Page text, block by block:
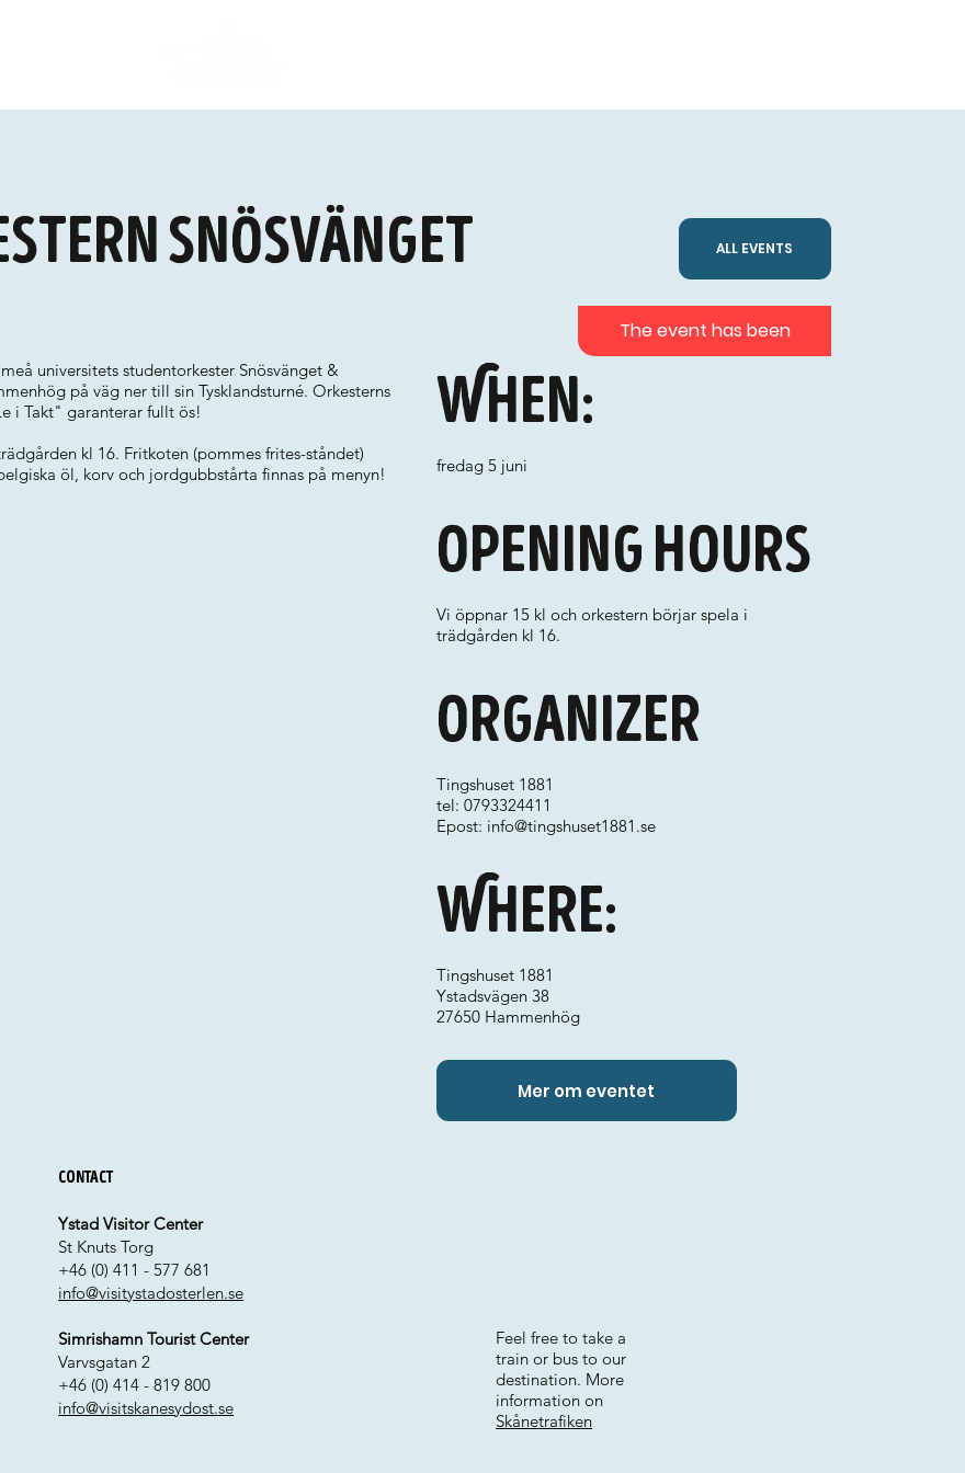
Snösvänget ALL EVENTS
universitets studentorkester Snösvänget &
på väg ner till sin Tysklandsturné. Orkesterns
i Takt" garanterar fullt ös!
kl 16. Fritkoten (pommes frites-ståndet)
öl, korv och jordgubbstårta finnas på menyn!
When:
fredag 5 juni
Where:
Organizer
Tingshuset 1881
tel: 0793324411
Epost: info@tingshuset1881.se
Tingshuset 1881
Ystadsvägen 38
27650 Hammenhög
Opening hours
Vi öppnar 15 kl och orkestern börjar spela i
trädgården kl 16.
Mer om eventet
The event has been
Contact
Ystad Visitor Center
St Knuts Torg
+46 (0) 411 - 577 681
info@visitystadosterlen.se
Simrishamn Tourist Center
Varvsgatan 2
+46 (0) 414 - 819 800
info@visitskanesydost.se
Feel free to take a
train or bus to our
destination. More
information on
Skånetrafiken